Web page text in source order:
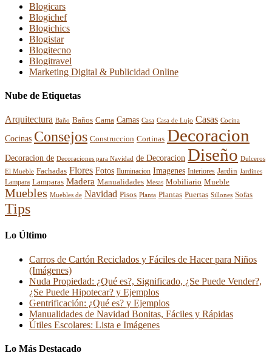
Blogicars
Blogichef
Blogichics
Blogistar
Blogitecno
Blogitravel
Marketing Digital & Publicidad Online
Nube de Etiquetas
Arquitectura Baño Baños Cama Camas Casa Casa de Lujo Casas Cocina
Cocinas Consejos Construccion Cortinas Decoracion
Decoracion de Decoraciones para Navidad de Decoracion Diseño Dulceros
El Mueble Fachadas Flores Fotos Iluminacion Imagenes Interiores Jardin Jardines
Lampara Lamparas Madera Manualidades Mesas Mobiliario Mueble
Muebles Muebles de Navidad Pisos Planta Plantas Puertas Sillones Sofas
Tips
Lo Último
Carros de Cartón Reciclados y Fáciles de Hacer para Niños
(Imágenes)
Nuda Propiedad: ¿Qué es?, Significado, ¿Se Puede Vender?,
¿Se Puede Hipotecar? y Ejemplos
Gentrificación: ¿Qué es? y Ejemplos
Manualidades de Navidad Bonitas, Fáciles y Rápidas
Útiles Escolares: Lista e Imágenes
Lo Más Destacado